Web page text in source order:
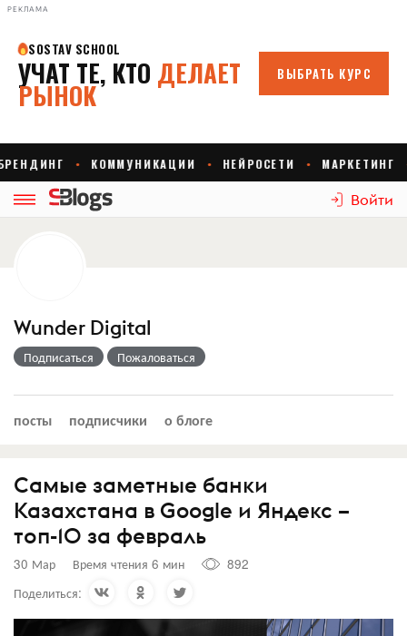
РЕКЛАМА
Войти
Wunder Digital
Подписаться Пожаловаться
посты подписчики о блоге
Самые заметные банки
Казахстана в Google и Яндекс –
топ-10 за февраль
30 Мар Время чтения 6 мин
892
Поделиться: